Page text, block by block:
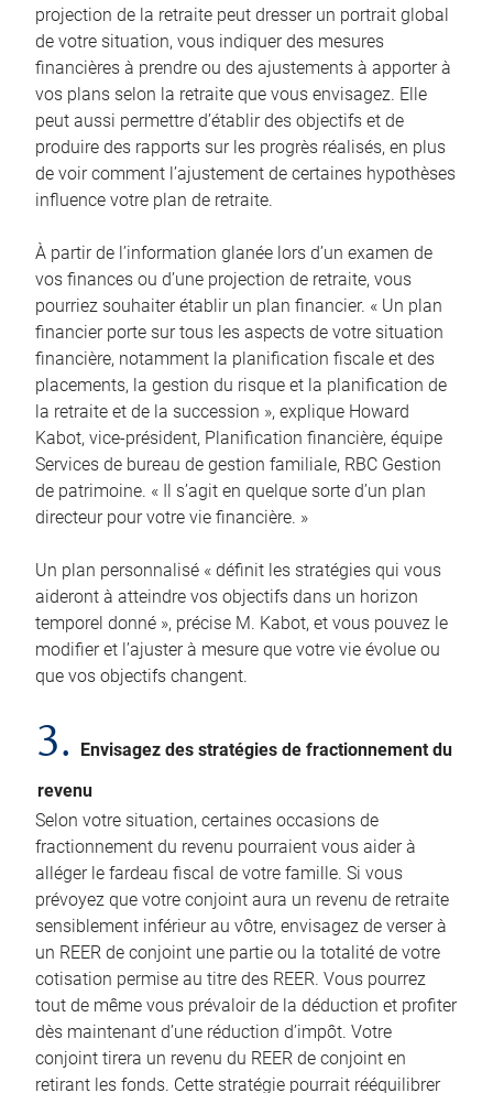
projection de la retraite peut dresser un portrait global
de votre situation, vous indiquer des mesures
financières à prendre ou des ajustements à apporter à
vos plans selon la retraite que vous envisagez. Elle
peut aussi permettre d’établir des objectifs et de
produire des rapports sur les progrès réalisés, en plus
de voir comment l’ajustement de certaines hypothèses
influence votre plan de retraite.
À partir de l’information glanée lors d’un examen de
vos finances ou d’une projection de retraite, vous
pourriez souhaiter établir un plan financier. « Un plan
financier porte sur tous les aspects de votre situation
financière, notamment la planification fiscale et des
placements, la gestion du risque et la planification de
la retraite et de la succession », explique Howard
Kabot, vice-président, Planification financière, équipe
Services de bureau de gestion familiale, RBC Gestion
de patrimoine. « Il s’agit en quelque sorte d’un plan
directeur pour votre vie financière. »
Un plan personnalisé « définit les stratégies qui vous
aideront à atteindre vos objectifs dans un horizon
temporel donné », précise M. Kabot, et vous pouvez le
modifier et l’ajuster à mesure que votre vie évolue ou
que vos objectifs changent.
3.
Envisagez des stratégies de fractionnement du
revenu
Selon votre situation, certaines occasions de
fractionnement du revenu pourraient vous aider à
alléger le fardeau fiscal de votre famille. Si vous
prévoyez que votre conjoint aura un revenu de retraite
sensiblement inférieur au vôtre, envisagez de verser à
un REER de conjoint une partie ou la totalité de votre
cotisation permise au titre des REER. Vous pourrez
tout de même vous prévaloir de la déduction et profiter
dès maintenant d’une réduction d’impôt. Votre
conjoint tirera un revenu du REER de conjoint en
retirant les fonds. Cette stratégie pourrait rééquilibrer